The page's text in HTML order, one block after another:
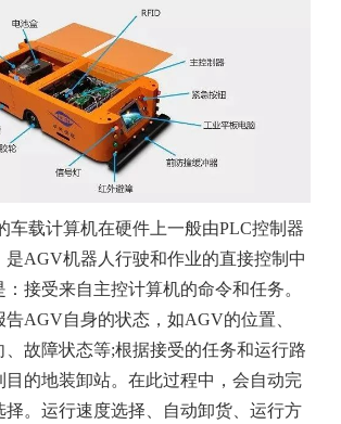
车载计算机在硬件上一般由PLC控制器
是AGV机器人行驶和作业的直接控制中
接受来自主控计算机的命令和任务。
告AGV自身的状态，如AGV的位置、
、故障状态等;根据接受的任务和运行路
目的地装卸站。在此过程中，会自动完
择。运行速度选择、自动卸货、运行方